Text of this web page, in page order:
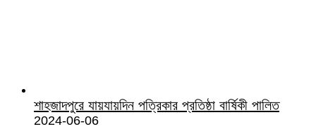
শাহজাদপুরে যায়যায়দিন পত্রিকার প্রতিষ্ঠা বার্ষিকী পালিত
2024-06-06